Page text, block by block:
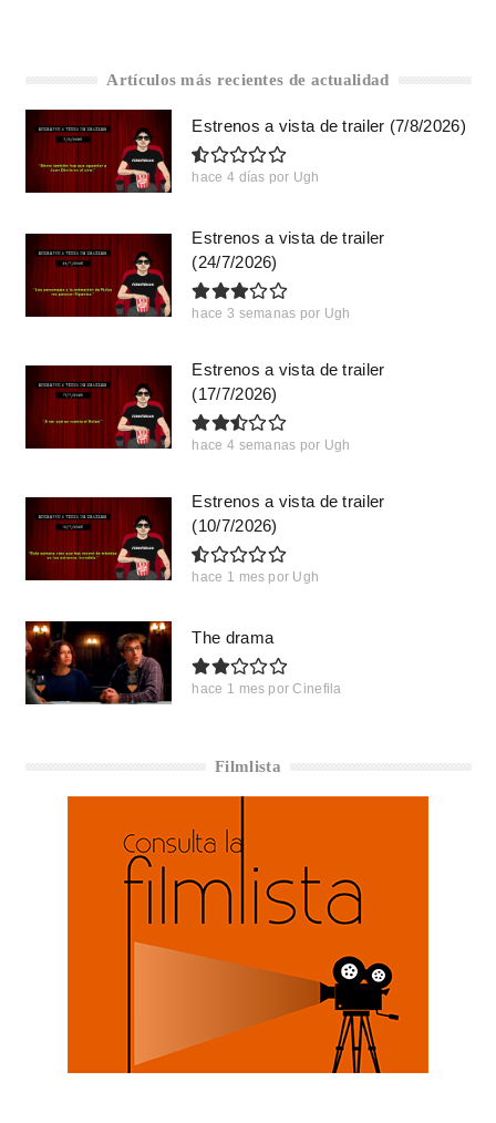
Artículos más recientes de actualidad
Estrenos a vista de trailer (7/8/2026)
hace 4 días por Ugh
Estrenos a vista de trailer
(24/7/2026)
hace 3 semanas por Ugh
Estrenos a vista de trailer
(17/7/2026)
hace 4 semanas por Ugh
Estrenos a vista de trailer
(10/7/2026)
hace 1 mes por Ugh
The drama
hace 1 mes por Cinefila
Filmlista